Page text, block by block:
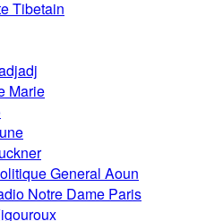
Tibetain
Marie
General Aoun
Notre Dame Paris